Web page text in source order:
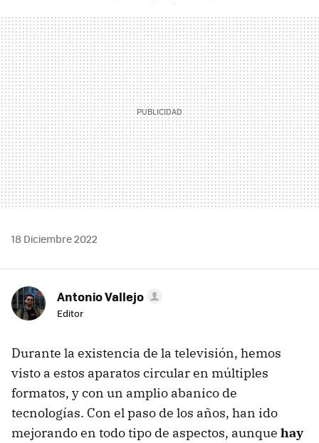
MAIL
18 Diciembre 2022
Antonio Vallejo
Editor
Durante la existencia de la televisión, hemos
visto a estos aparatos circular en múltiples
formatos, y con un amplio abanico de
tecnologías. Con el paso de los años, han ido
mejorando en todo tipo de aspectos, aunque hay